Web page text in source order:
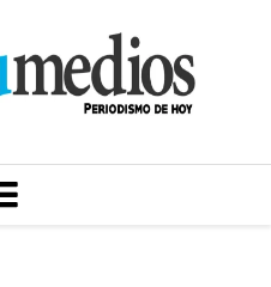
MENU